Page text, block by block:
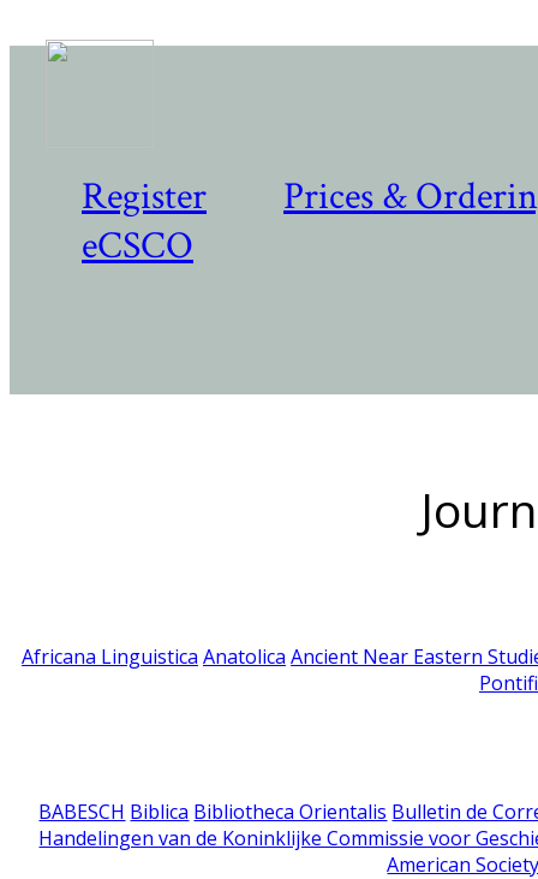
Register
Prices &
eCSCO
Africana Linguistica Anatolica Ancient Near Eastern
BABESCH Biblica Bibliotheca Orientalis Bulletin de
Handelingen van de Koninklijke Commissie voor
American